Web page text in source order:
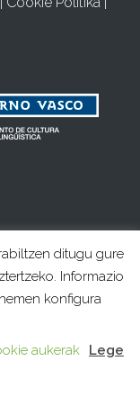
ditugu gure
Informazio
konfigura
aukerak
Lege